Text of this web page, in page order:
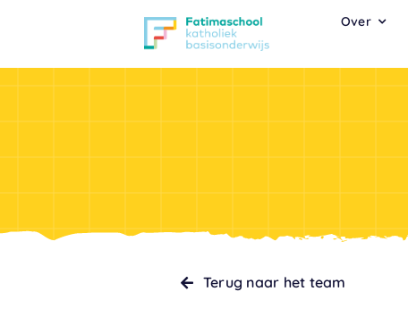
Over
Terug naar het team